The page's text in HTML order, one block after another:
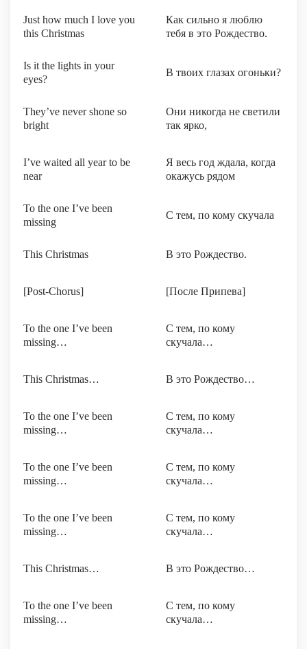
Just how much I love you
this Christmas
Как сильно я люблю
тебя в это Рождество.
Is it the lights in your
eyes?
В твоих глазах огоньки?
They’ve never shone so
bright
Они никогда не светили
так ярко,
I’ve waited all year to be
near
Я весь год ждала, когда
окажусь рядом
To the one I’ve been
missing
С тем, по кому скучала
This Christmas В это Рождество.
[Post-Chorus] [После Припева]
To the one I’ve been
missing…
С тем, по кому
скучала…
This Christmas… В это Рождество…
To the one I’ve been
missing…
С тем, по кому
скучала…
To the one I’ve been
missing…
С тем, по кому
скучала…
To the one I’ve been
missing…
С тем, по кому
скучала…
This Christmas… В это Рождество…
To the one I’ve been
missing…
С тем, по кому
скучала…